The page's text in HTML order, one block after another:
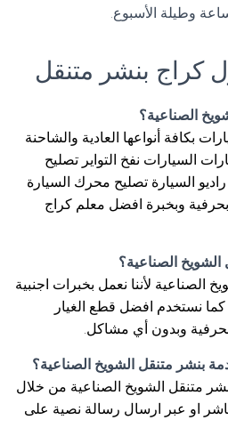
كراج بنشر متنقل
الصناعية؟
بكافة أنواعها العادية والشاحنة
السيارات نفخ التواير تصليح
السيارة تصليح محرك السيارة
وبخبرة افضل معلم كراج
الصناعية؟
لأننا نعمل بخبرات اجنبية
نستخدم افضل قطع الغيار
بحرفية وبدون أي مشاكل.
بنشر متنقل الشويخ الصناعية؟
متنقل الشويخ الصناعية من خلال
او عبر ارسال رسالة نصية على